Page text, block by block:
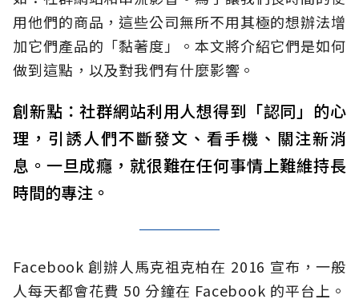
用他們的商品，這些公司無所不用其極的想辦法增
加它們產品的「黏著度」。本文將介紹它們是如何
做到這點，以及對我們有什麼影響。
創新點：社群網站利用人想得到「認同」的心
理，引誘人們不斷發文、看手機、關注新消
息。一旦成癮，就很難在任何事情上難維持長
時間的專注。
Facebook 創辦人馬克祖克柏在 2016 宣布，一般
人每天都會花費 50 分鐘在 Facebook 的平台上。